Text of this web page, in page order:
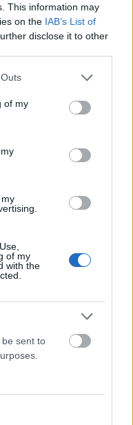
This information may
on the IAB’s List of
disclose it to other
one or more Google
You may click to
its third-party tags to
in below Google
of my
of my
with the
sent to
να «κάψουν»
2026